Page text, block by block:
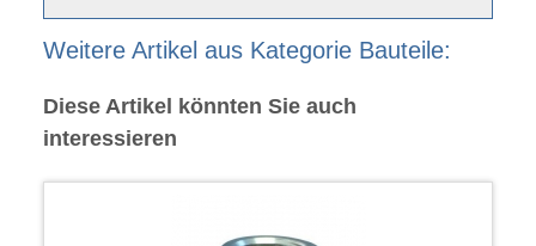
Weitere Artikel aus Kategorie Bauteile:
Diese Artikel könnten Sie auch
interessieren